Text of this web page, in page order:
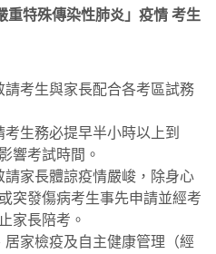
重特殊傳染性肺炎」疫情 考生
考生與家長配合各考區試務
生務必提早半小時以上到
響考試時間。
家長體諒疫情嚴峻，除身心
突發傷病考生事先申請並經考
家長陪考。
家檢疫及自主健康管理（經